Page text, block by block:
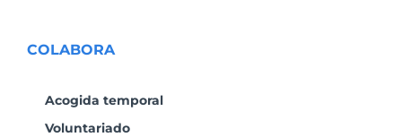
COLABORA
Acogida temporal
Voluntariado